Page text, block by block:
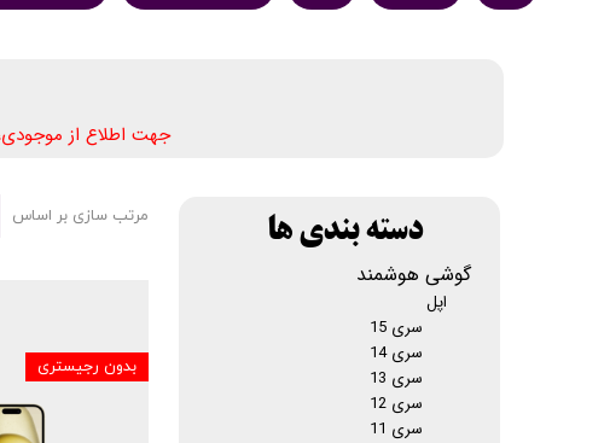
جهت اطلاع از
مرتب سازی بر اساس
بدون رجیستری
گوشی هوشمند
اپل
سری 15
سری 14
سری 13
سری 12
سری 11
دسته بندی ها